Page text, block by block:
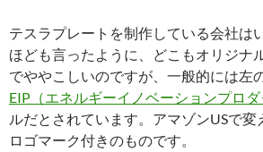
テスラプレートを制作している会社は
ほども言ったように、どこもオリジナ
でややこしいのですが、一般的には左
EIP（エネルギーイノベーションプロ
ルだとされています。アマゾンUSで変
ロゴマーク付きのものです。